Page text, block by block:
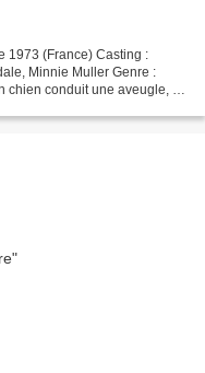
1973 (France) Casting :
Minnie Muller Genre :
conduit une aveugle, la